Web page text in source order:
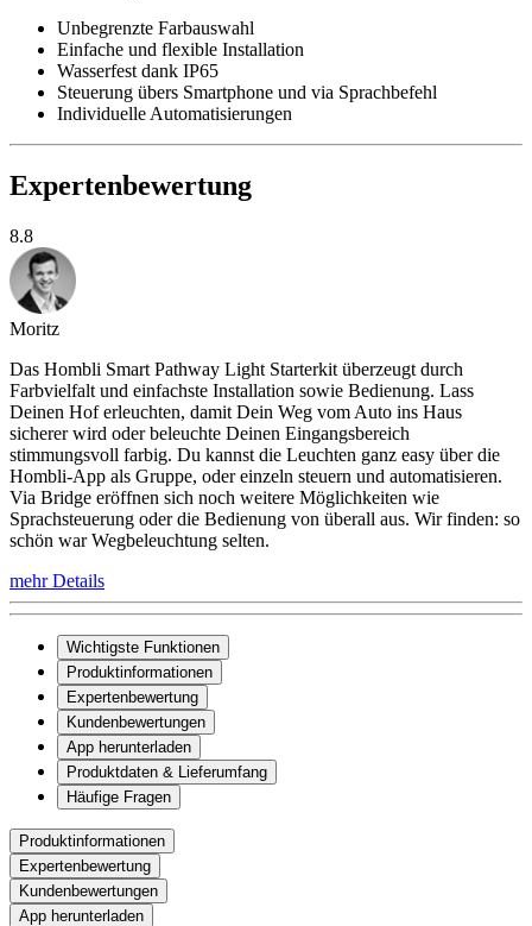
Unbegrenzte Farbauswahl
Einfache und flexible Installation
Wasserfest dank IP65
Steuerung übers Smartphone und via Sprachbefehl
Individuelle Automatisierungen
Expertenbewertung
8.8
Moritz
Das Hombli Smart Pathway Light Starterkit überzeugt durch
Farbvielfalt und einfachste Installation sowie Bedienung. Lass
Deinen Hof erleuchten, damit Dein Weg vom Auto ins Haus
sicherer wird oder beleuchte Deinen Eingangsbereich
stimmungsvoll farbig. Du kannst die Leuchten ganz easy über die
Hombli-App als Gruppe, oder einzeln steuern und automatisieren.
Via Bridge eröffnen sich noch weitere Möglichkeiten wie
Sprachsteuerung oder die Bedienung von überall aus. Wir finden: so
schön war Wegbeleuchtung selten.
mehr Details
Wichtigste Funktionen
Produktinformationen
Expertenbewertung
Kundenbewertungen
App herunterladen
Produktdaten & Lieferumfang
Häufige Fragen
Produktinformationen
Expertenbewertung
Kundenbewertungen
App herunterladen